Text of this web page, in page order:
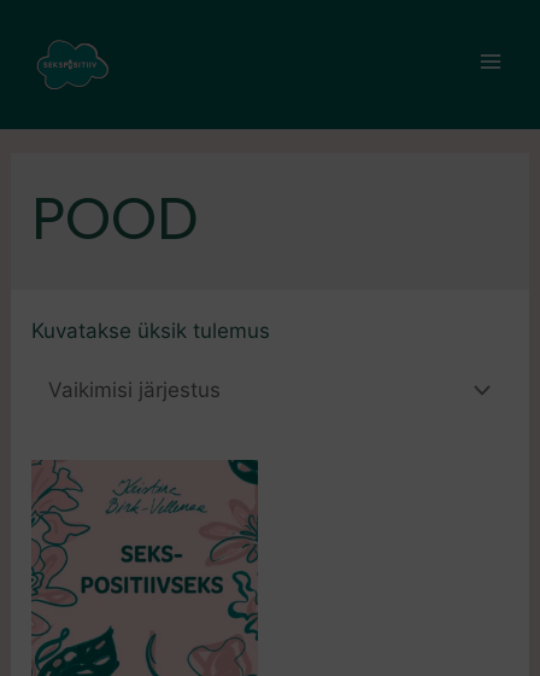
POOD
Kuvatakse üksik tulemus